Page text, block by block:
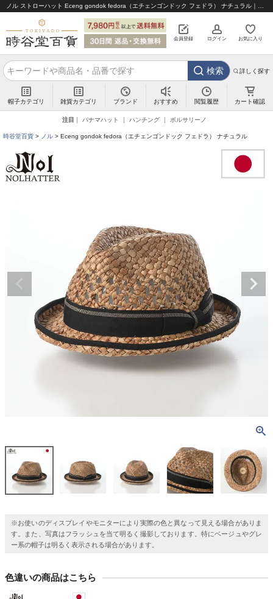
会員登録 ログイン お気に入り
検索 詳しく探す
帽子カテゴリ 雑貨カテゴリ ブランド おすすめ 閲覧履歴 カート確認
注目 パナマハット ハンチング ボルサリーノ
時谷堂百貨 ノル Eceng gondok fedora（エチェンゴンドック フェドラ） ナチュラル
※お使いのディスプレイやモニターにより実際の色と異なって見える場合がありま
す。また、写真はフラッシュを当て明るく撮影しております。特にベージュやグレ
ー系の帽子は明るく表示される場合があります。
色違いの商品はこちら